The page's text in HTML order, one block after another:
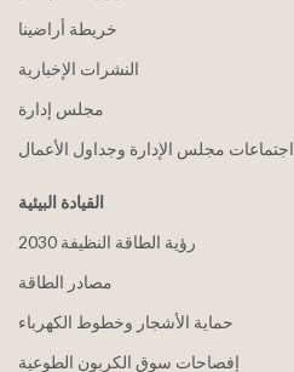
خريطة أراضينا
النشرات الإخبارية
مجلس إدارة
اجتماعات مجلس الإدارة وجداول الأعمال
القيادة البيئية
2030 رؤية الطاقة النظيفة
مصادر الطاقة
حماية الأشجار وخطوط الكهرباء
إفصاحات سوق الكربون الطوعية